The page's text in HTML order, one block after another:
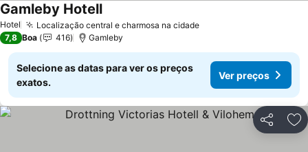
Hotel Localização central e charmosa na cidade
Gamleby Hotell
7,8 Boa 416 Gamleby
Selecione as datas para ver os preços
exatos.
Ver preços
Partilhar